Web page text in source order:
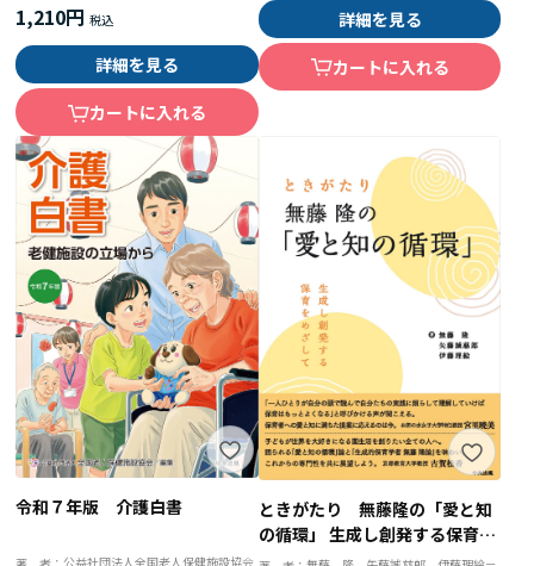
1,210円
詳細を見る
カートに入れる
詳細を見る
カートに入れる
令和７年版 介護白書
公益社団法人全国老人保健施設協会
ときがたり 無藤隆の「愛と知
の循環」 生成し創発する保育を
めざして